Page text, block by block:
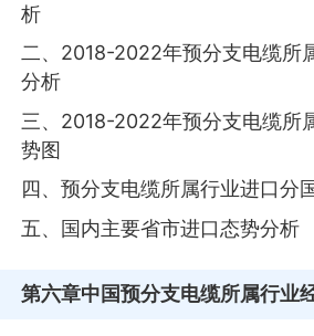
析
二、2018-2022年预分支电缆所
分析
三、2018-2022年预分支电缆所
势图
四、预分支电缆所属行业进口分
五、国内主要省市进口态势分析
第六章中国预分支电缆所属行业